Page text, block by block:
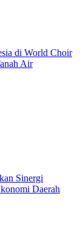
di World Choir
Air
Sinergi
Daerah